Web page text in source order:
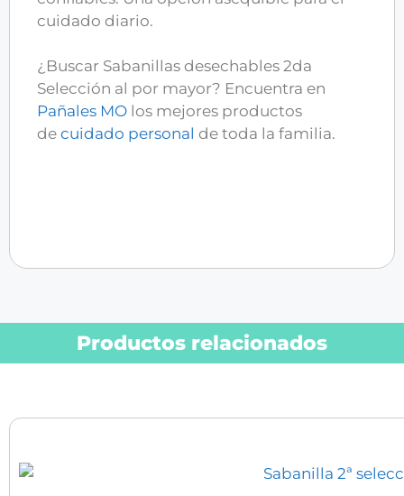
cuidado diario.
¿Buscar Sabanillas desechables 2da
Selección al por mayor? Encuentra en
Pañales MO los mejores productos
de cuidado personal de toda la familia.
Productos relacionados